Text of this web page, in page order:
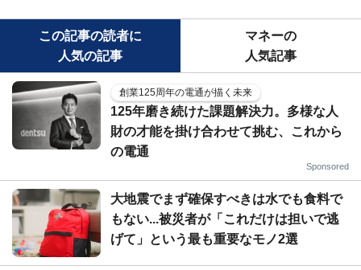
この記事の読者に
人気の記事
マネーの
人気記事
創業125周年の電通が描く未来
125年磨き続けた課題解決力。多様な人
財の才能を掛け合わせて挑む、これから
の電通
Sponsored
大地震でまず確保すべきは水でも食料で
もない...被災者が「これだけは担いで逃
げて」という最も重要なモノ2選